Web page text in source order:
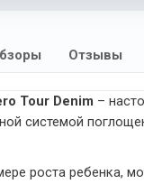
Отзывы
Tour Denim –
системой
роста ребенка,